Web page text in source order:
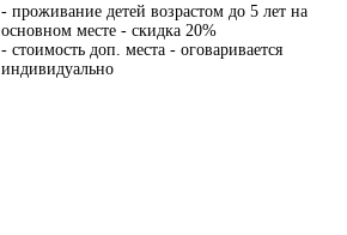
- проживание детей возрастом до 5 лет на
основном месте - скидка 20%
- стоимость доп. места - оговаривается
индивидуально